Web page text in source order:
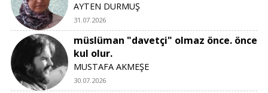
AYTEN DURMUŞ
31.07.2026
müslüman "davetçi" olmaz önce. önce
kul olur.
MUSTAFA AKMEŞE
30.07.2026